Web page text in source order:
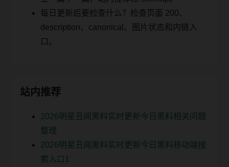
每日更新后要检查什么？检查页面 200、
description、canonical、图片状态和内链入
口。
站内推荐
2026明星丑闻黑料实时更新今日黑料相关问题
整理
2026明星丑闻黑料实时更新今日黑料移动端搜
索入口1